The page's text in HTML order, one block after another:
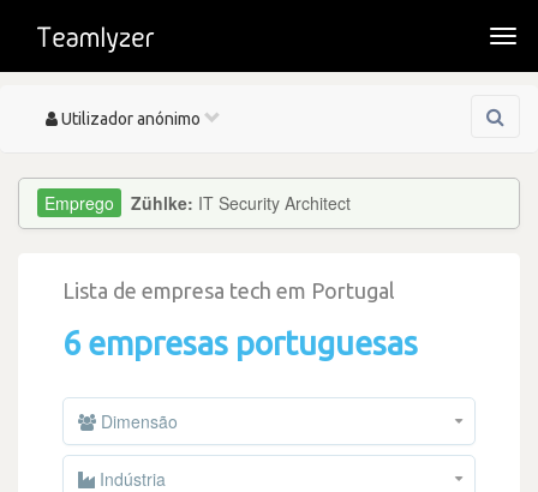
Toggle
Utilizador anónimo
Zühlke: IT Security Architect
Lista de empresa tech em Portugal
6 empresas portuguesas
Dimensão
Indústria